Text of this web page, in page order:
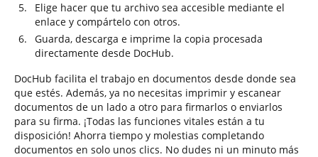
Elige hacer que tu archivo sea accesible mediante el
enlace y compártelo con otros.
Guarda, descarga e imprime la copia procesada
directamente desde DocHub.
DocHub facilita el trabajo en documentos desde donde sea
que estés. Además, ya no necesitas imprimir y escanear
documentos de un lado a otro para firmarlos o enviarlos
para su firma. ¡Todas las funciones vitales están a tu
disposición! Ahorra tiempo y molestias completando
documentos en solo unos clics. No dudes ni un minuto más